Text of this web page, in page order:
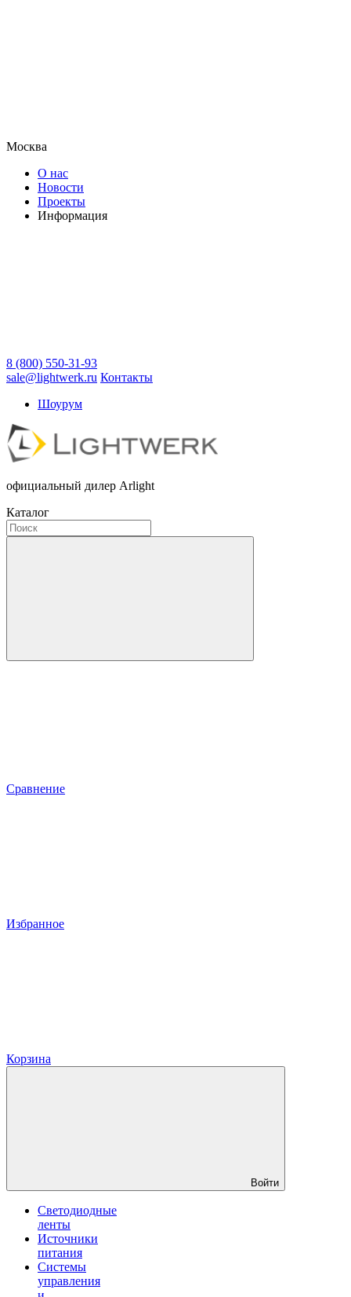
Москва
О нас
Новости
Проекты
Информация
8 (800) 550-31-93
sale@lightwerk.ru Контакты
Шоурум
официальный дилер Arlight
Каталог
Сравнение
Избранное
Корзина
Войти
Светодиодные
ленты
Источники
питания
Системы
управления